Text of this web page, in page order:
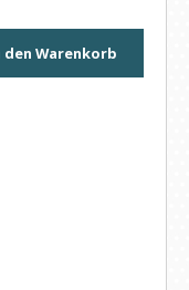
den Warenkorb